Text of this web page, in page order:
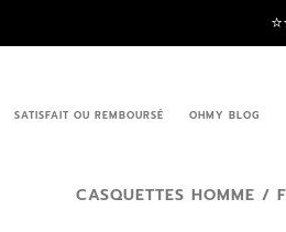
SATISFAIT OU REMBOURSÉ OHMY BLOG
CASQUETTES HOMME /